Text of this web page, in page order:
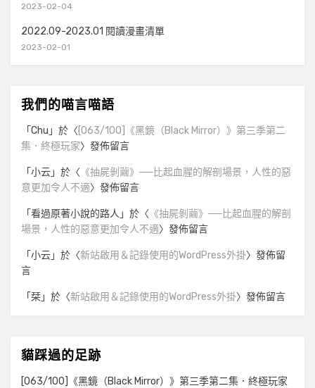
2023-02-04
2022.09-2023.01 閱讀漫畫清單
2023-02-01
我們的喵言喵語
「Chu 」於〈 [063/100]《黑鏡（Black Mirror）》第三季第二
集．終極玩家〉發佈留言
「小云」於〈 《抽屍剝繭》──比起血腥的解剖場景，人性的惡
意更加令人不適〉發佈留言
「看過原著小說的路人 」於〈 《抽屍剝繭》──比起血腥的解剖
場景，人性的惡意更加令人不適〉發佈留言
「小云」於〈新站啟用＆記錄使用的WordPress外掛〉發佈留
言
「栞」於〈新站啟用＆記錄使用的WordPress外掛〉發佈留言
貓踩過的足跡
[063/100]《黑鏡（Black Mirror）》第三季第二集．終極玩家